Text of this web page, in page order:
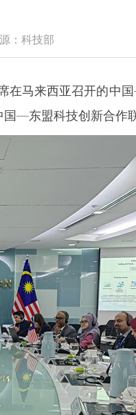
：科技部
马来西亚召开的中
—东盟科技创新合作